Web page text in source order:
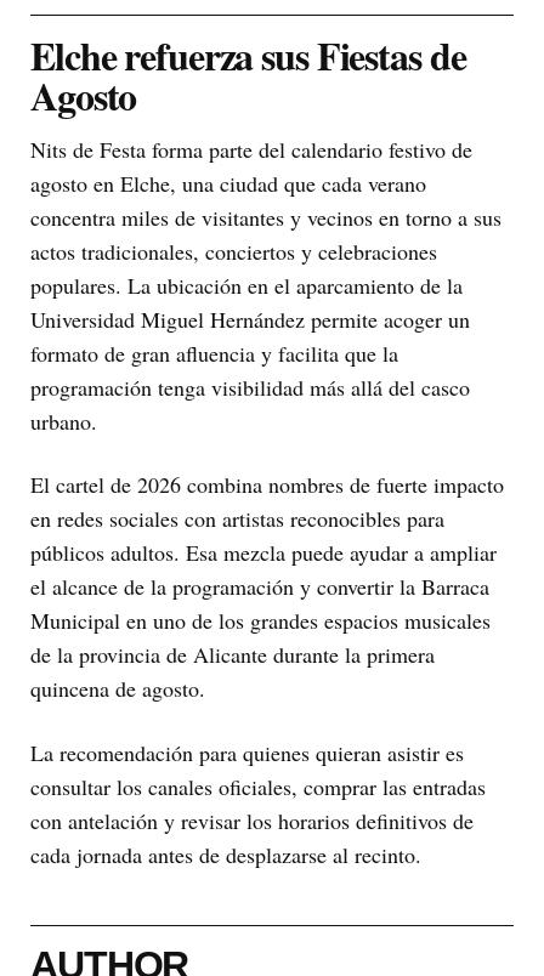
Elche refuerza sus Fiestas de
Agosto
Nits de Festa forma parte del calendario festivo de
agosto en Elche, una ciudad que cada verano
concentra miles de visitantes y vecinos en torno a sus
actos tradicionales, conciertos y celebraciones
populares. La ubicación en el aparcamiento de la
Universidad Miguel Hernández permite acoger un
formato de gran afluencia y facilita que la
programación tenga visibilidad más allá del casco
urbano.
El cartel de 2026 combina nombres de fuerte impacto
en redes sociales con artistas reconocibles para
públicos adultos. Esa mezcla puede ayudar a ampliar
el alcance de la programación y convertir la Barraca
Municipal en uno de los grandes espacios musicales
de la provincia de Alicante durante la primera
quincena de agosto.
La recomendación para quienes quieran asistir es
consultar los canales oficiales, comprar las entradas
con antelación y revisar los horarios definitivos de
cada jornada antes de desplazarse al recinto.
AUTHOR